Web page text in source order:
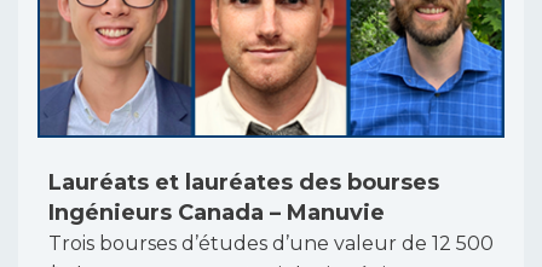
Lauréats et lauréates des bourses
Ingénieurs Canada – Manuvie
Trois bourses d’études d’une valeur de 12 500